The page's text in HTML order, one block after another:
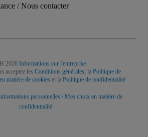
/ Nous contacter
2026 Informations sur l'entreprise
acceptez les Conditions générales , la Politique de
matière de cookies et la Politique de confidentialité
personnelles / Mes choix en matière de
confidentialité